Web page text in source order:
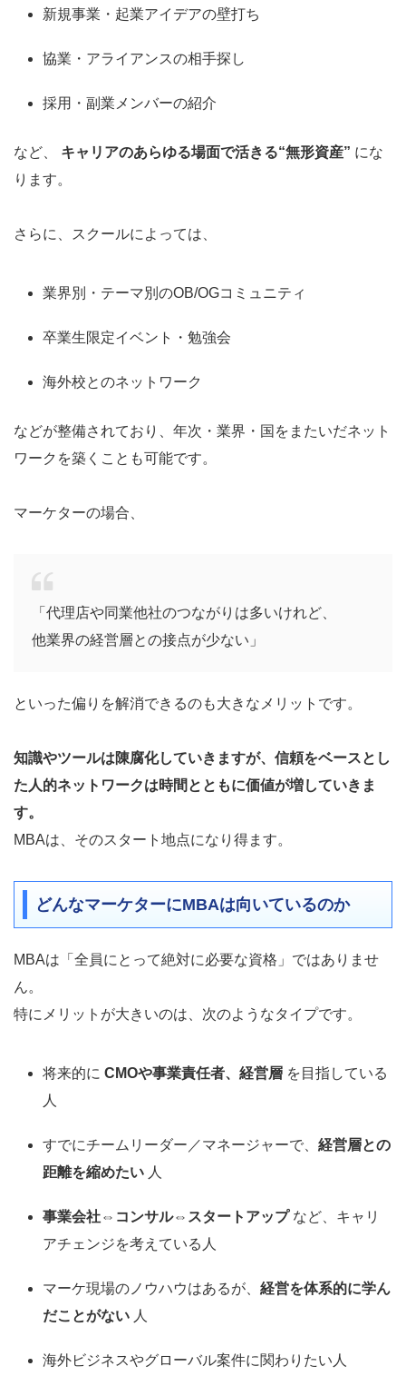
新規事業・起業アイデアの壁打ち
協業・アライアンスの相手探し
採用・副業メンバーの紹介
など、 キャリアのあらゆる場面で活きる“無形資産” にな
ります。
さらに、スクールによっては、
業界別・テーマ別のOB/OGコミュニティ
卒業生限定イベント・勉強会
海外校とのネットワーク
などが整備されており、年次・業界・国をまたいだネット
ワークを築くことも可能です。
マーケターの場合、
「代理店や同業他社のつながりは多いけれど、
他業界の経営層との接点が少ない」
といった偏りを解消できるのも大きなメリットです。
知識やツールは陳腐化していきますが、信頼をベースとし
た人的ネットワークは時間とともに価値が増していきま
す。
MBAは、そのスタート地点になり得ます。
どんなマーケターにMBAは向いているのか
MBAは「全員にとって絶対に必要な資格」ではありませ
ん。
特にメリットが大きいのは、次のようなタイプです。
将来的に CMOや事業責任者、経営層 を目指している
人
すでにチームリーダー／マネージャーで、 経営層との
距離を縮めたい 人
事業会社⇔コンサル⇔スタートアップなど、キャリ
アチェンジを考えている人
マーケ現場のノウハウはあるが、 経営を体系的に学ん
だことがない 人
海外ビジネスやグローバル案件に関わりたい人